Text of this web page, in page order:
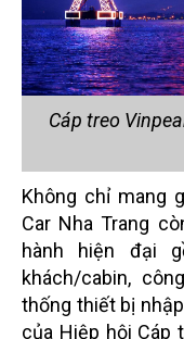
Cáp treo
Không chỉ mang
Car Nha Trang
hành hiện đại
khách/cabin,
thống thiết bị
của Hiệp hội Cáp